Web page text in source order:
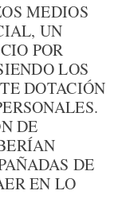
MEDIOS
UN
POR
LOS
DOTACIÓN
DE
DE
EN LO